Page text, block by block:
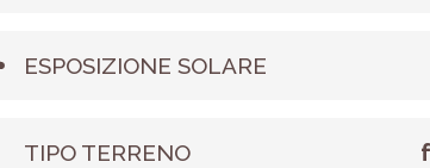
ESPOSIZIONE SOLARE
TIPO TERRENO